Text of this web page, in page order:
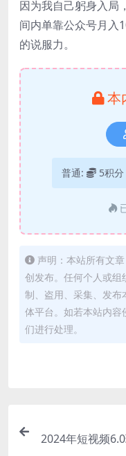
因为我自己躬身入局
间内单靠公众号月入
的说服力。
本
普通: 5积分
声明：本站所有文
创发布。任何个人或组
制、盗用、采集、发布
体平台。如若本站内
们进行处理。
2024年短视频